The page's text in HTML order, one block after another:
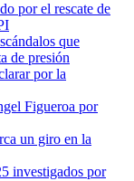
por el rescate de
que
de presión
por la
Figueroa por
un giro en la
investigados por